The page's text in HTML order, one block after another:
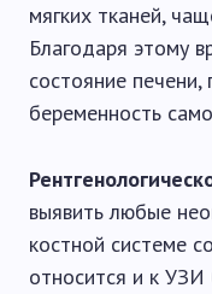
мягких тканей,
Благодаря этому
состояние печени,
беременность
выявить любые
костной системе
относится и к